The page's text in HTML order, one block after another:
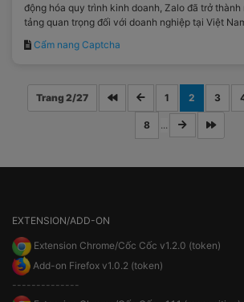
động hóa quy trình kinh doanh, Zalo đã trở thành
tảng quan trọng đối với doanh nghiệp tại Việt
Cẩm nang Captcha
Trang 2/27 1 2 3
8 ...
EXTENSION/ADD-ON
Extension Chrome/Cốc Cốc v1.2.0 (token)
Add-on Firefox v1.0.2 (token)
--------------